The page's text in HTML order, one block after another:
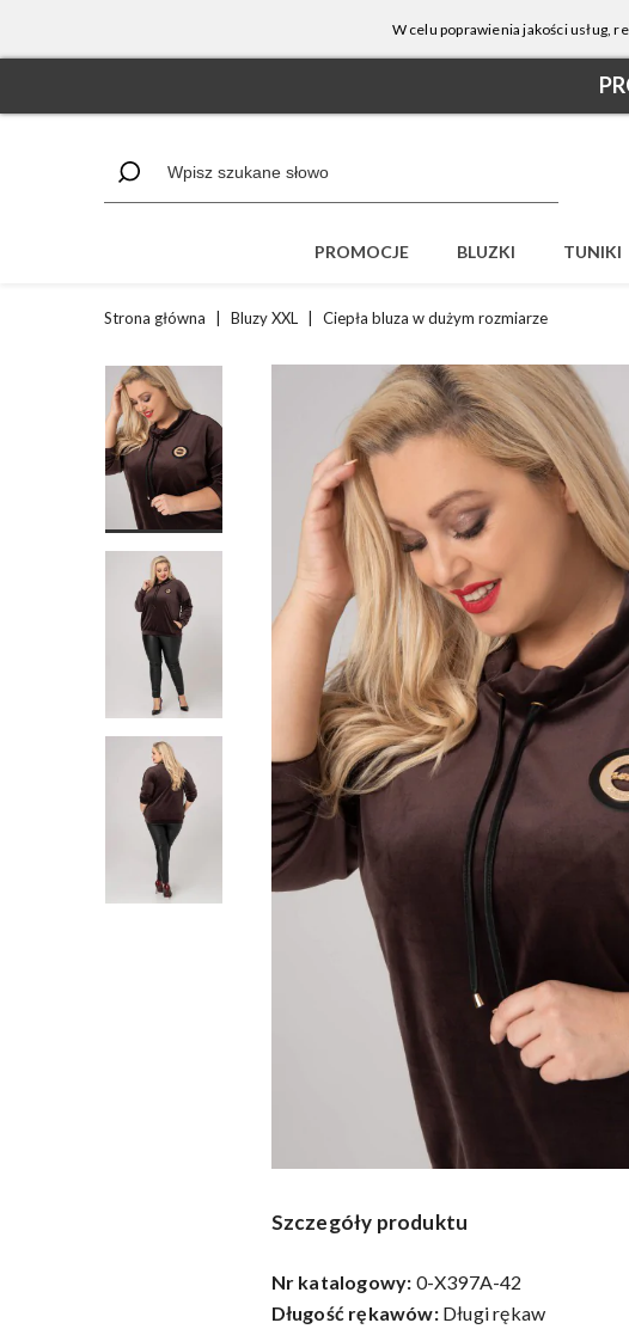
W celu poprawienia jakości usług,
PROMOCJE BLUZKI TUNIKI
Strona główna Bluzy XXL Ciepła bluza w dużym rozmiarze
Szczegóły produktu
Nr katalogowy: 0-X397A-42
Długość rękawów: Długi rękaw